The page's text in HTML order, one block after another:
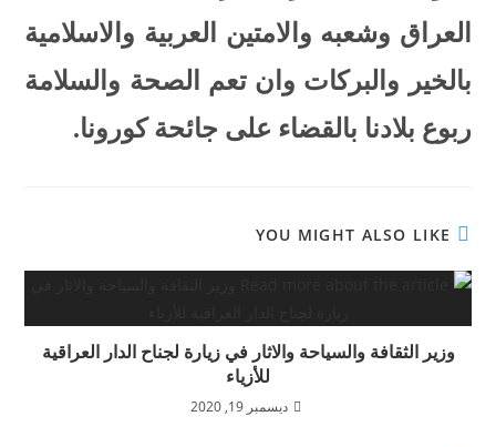
العراق وشعبه والامتين العربية والاسلامية
بالخير والبركات وان تعم الصحة والسلامة
ربوع بلادنا بالقضاء على جائحة كورونا.
YOU MIGHT ALSO LIKE
وزير الثقافة والسياحة والاثار في زيارة لجناح الدار العراقية
للأزياء
ديسمبر 19, 2020